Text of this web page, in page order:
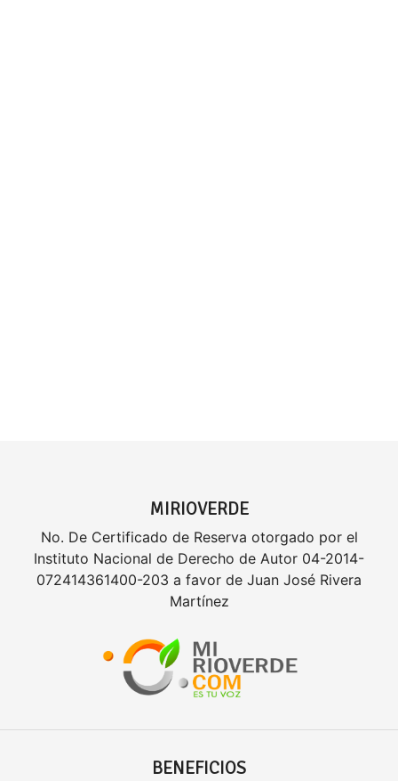
MIRIOVERDE
No. De Certificado de Reserva otorgado por el
Instituto Nacional de Derecho de Autor 04-2014-
072414361400-203 a favor de Juan José Rivera
Martínez
BENEFICIOS